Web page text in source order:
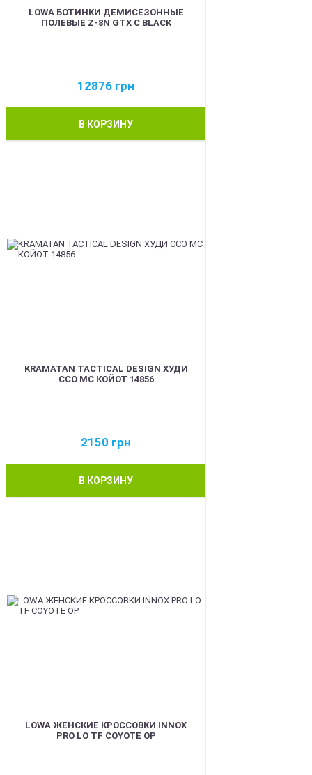
LOWA БОТИНКИ ДЕМИСЕЗОННЫЕ
ПОЛЕВЫЕ Z-8N GTX C BLACK
12876 грн
В КОРЗИНУ
KRAMATAN TACTICAL DESIGN ХУДИ
ССО МС КОЙОТ 14856
2150 грн
В КОРЗИНУ
LOWA ЖЕНСКИЕ КРОССОВКИ INNOX
PRO LO TF COYOTE OP